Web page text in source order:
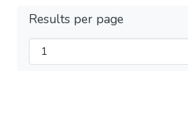
Results per page